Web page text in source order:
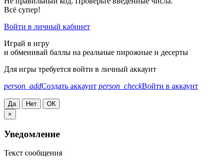
Всё супер!
Войти в личный кабинет
Играй в игру
и обменивай баллы на реальные пирожные и десерты
Для игры требуется войти в личный аккаунт
person_addСоздать аккаунт person_checkВойти в аккаунт
Да Нет
ОК
×
Уведомление
Текст сообщения